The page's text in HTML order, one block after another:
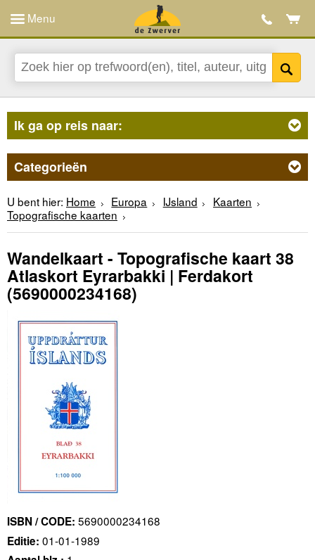
Menu
Ik ga op reis naar:
Categorieën
U bent hier: Home Europa IJsland
Kaarten
Topografische kaarten
Wandelkaart - Topografische kaart 38
Atlaskort Eyrarbakki | Ferdakort
(5690000234168)
ISBN / CODE: 5690000234168
Editie: 01-01-1989